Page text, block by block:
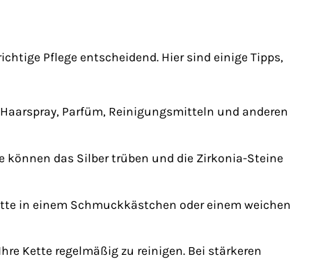
Pflege entscheidend. Hier sind einige Tipps,
Parfüm, Reinigungsmitteln und anderen
können das Silber trüben und die Zirkonia-Steine
in einem Schmuckkästchen oder einem weichen
Kette regelmäßig zu reinigen. Bei stärkeren